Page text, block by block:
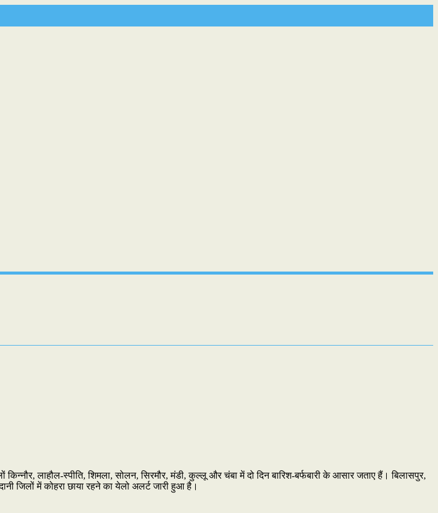
लाहौल-स्पीति, शिमला, सोलन, सिरमौर, मंडी, कुल्लू और चंबा में दो दिन बारिश-बर्फबारी के आसार जताए हैं। बिलासपुर,
जिलों में कोहरा छाया रहने का येलो अलर्ट जारी हुआ है।